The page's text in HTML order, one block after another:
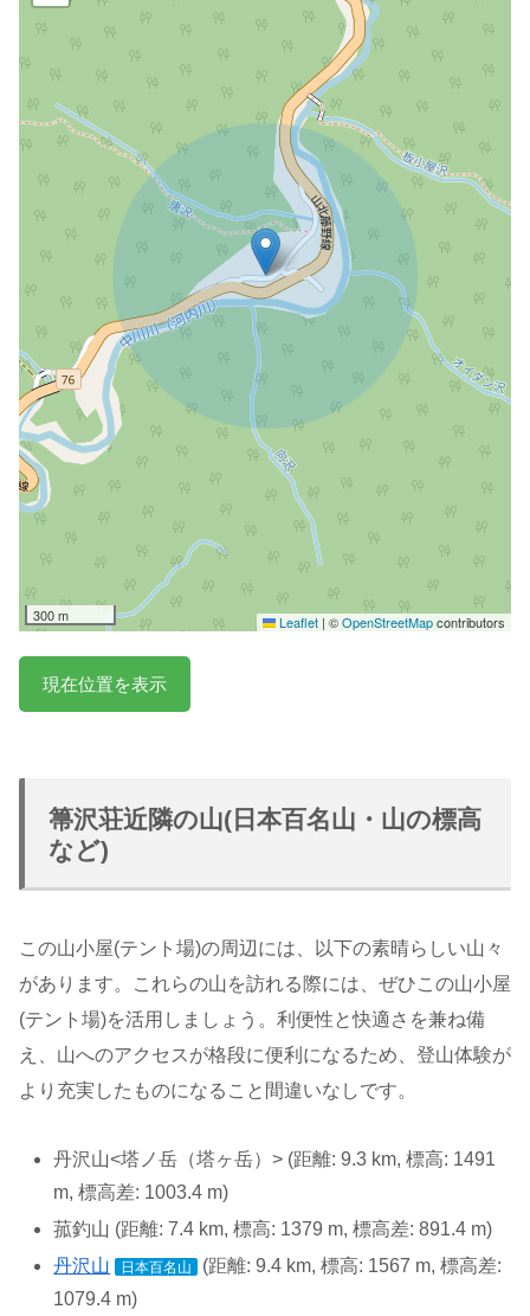
300 m Leaflet | ©OpenStreetMapcontributors
現在位置を表示
箒沢荘近隣の山(日本百名山・山の標高
など)
この山小屋(テント場)の周辺には、以下の素晴らしい山々
があります。これらの山を訪れる際には、ぜひこの山小屋
(テント場)を活用しましょう。利便性と快適さを兼ね備
え、山へのアクセスが格段に便利になるため、登山体験が
より充実したものになること間違いなしです。
丹沢山<塔ノ岳（塔ヶ岳）> (距離: 9.3 km, 標高: 1491
m, 標高差: 1003.4 m)
菰釣山 (距離: 7.4 km, 標高: 1379 m, 標高差: 891.4 m)
丹沢山
日本百名山
(距離: 9.4 km, 標高: 1567 m, 標高差:
1079.4 m)